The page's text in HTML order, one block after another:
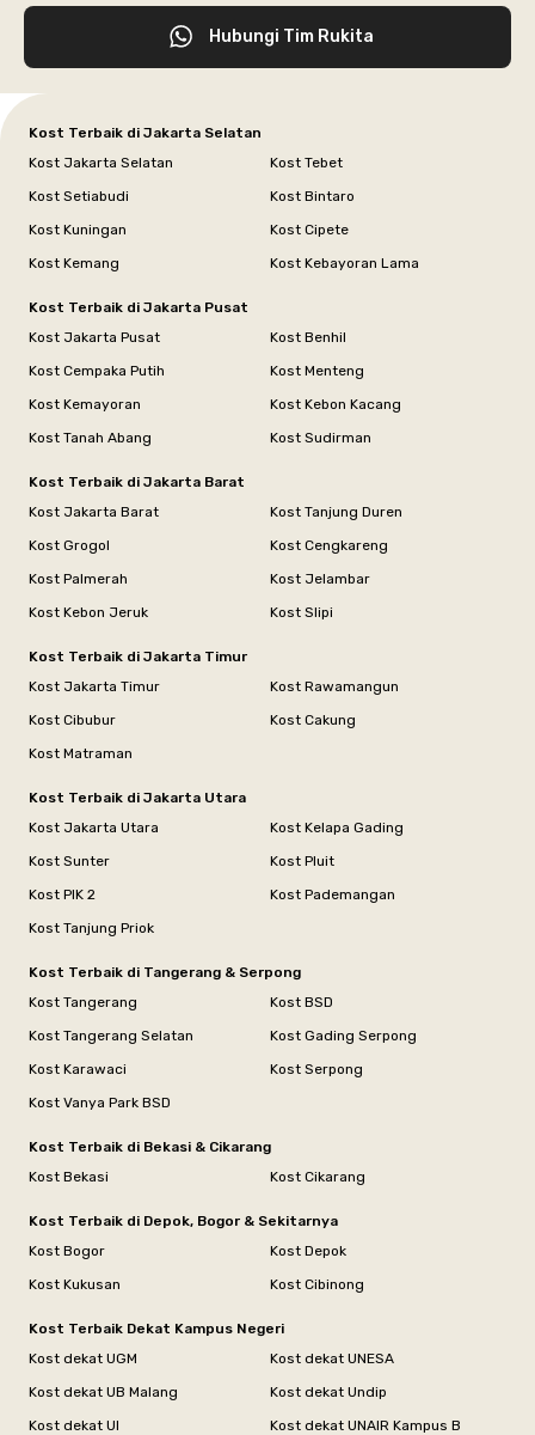
Hubungi Tim Rukita
Kost Terbaik di Jakarta Selatan
Kost Jakarta Selatan
Kost Tebet
Kost Setiabudi
Kost Bintaro
Kost Kuningan
Kost Cipete
Kost Kemang
Kost Kebayoran Lama
Kost Terbaik di Jakarta Pusat
Kost Jakarta Pusat
Kost Benhil
Kost Cempaka Putih
Kost Menteng
Kost Kemayoran
Kost Kebon Kacang
Kost Tanah Abang
Kost Sudirman
Kost Terbaik di Jakarta Barat
Kost Jakarta Barat
Kost Tanjung Duren
Kost Grogol
Kost Cengkareng
Kost Palmerah
Kost Jelambar
Kost Kebon Jeruk
Kost Slipi
Kost Terbaik di Jakarta Timur
Kost Jakarta Timur
Kost Rawamangun
Kost Cibubur
Kost Cakung
Kost Matraman
Kost Terbaik di Jakarta Utara
Kost Jakarta Utara
Kost Kelapa Gading
Kost Sunter
Kost Pluit
Kost PIK 2
Kost Pademangan
Kost Tanjung Priok
Kost Terbaik di Tangerang & Serpong
Kost Tangerang
Kost BSD
Kost Tangerang Selatan
Kost Gading Serpong
Kost Karawaci
Kost Serpong
Kost Vanya Park BSD
Kost Terbaik di Bekasi & Cikarang
Kost Bekasi
Kost Cikarang
Kost Terbaik di Depok, Bogor & Sekitarnya
Kost Bogor
Kost Depok
Kost Kukusan
Kost Cibinong
Kost Terbaik Dekat Kampus Negeri
Kost dekat UGM
Kost dekat UNESA
Kost dekat UB Malang
Kost dekat Undip
Kost dekat UI
Kost dekat UNAIR Kampus B